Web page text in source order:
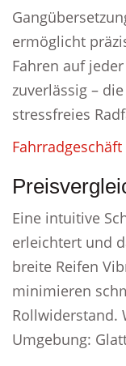
ermöglicht
Fahren auf
zuverlässig –
stressfreies
Eine intuitive
erleichtert und
breite Reifen
minimieren
Rollwiderstand.
Umgebung: